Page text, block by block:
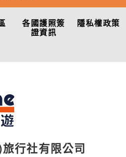
各國護照簽
證資訊
隱私權政策
行社有限公司